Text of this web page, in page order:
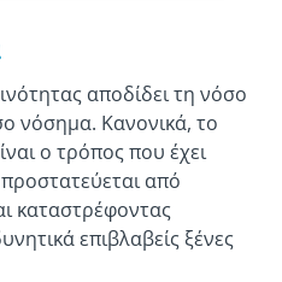
αποδίδει τη νόσο
νόσημα. Κανονικά, το
ο τρόπος που έχει
από
καταστρέφοντας
επιβλαβείς ξένες